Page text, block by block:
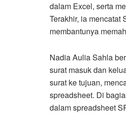
dalam Excel, serta
Terakhir, ia mencatat
membantunya
Nadia Aulia Sahla
surat masuk dan
surat ke tujuan,
spreadsheet. Di
dalam spreadsheet